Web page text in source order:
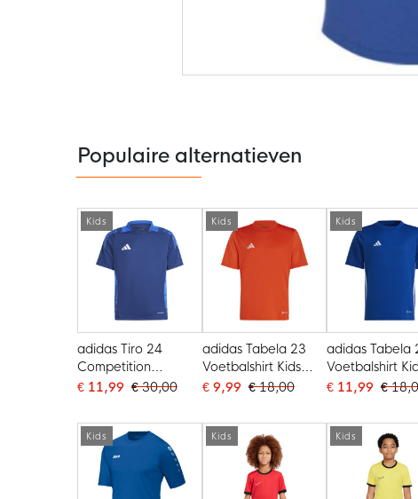
de
afbeeldingen-
gallerij
Populaire alternatieven
Kids
adidas Tiro 24
Competition
Trainingsshirt Kids
€ 11,99 € 30,00
Kids
adidas Tabela 23
Voetbalshirt Kids
Oranje Wit
€ 9,99 € 18,00
Kids
adidas Tabela
Voetbalshirt
Blauw Wit
€ 11,99 €
Kids Kids Kids